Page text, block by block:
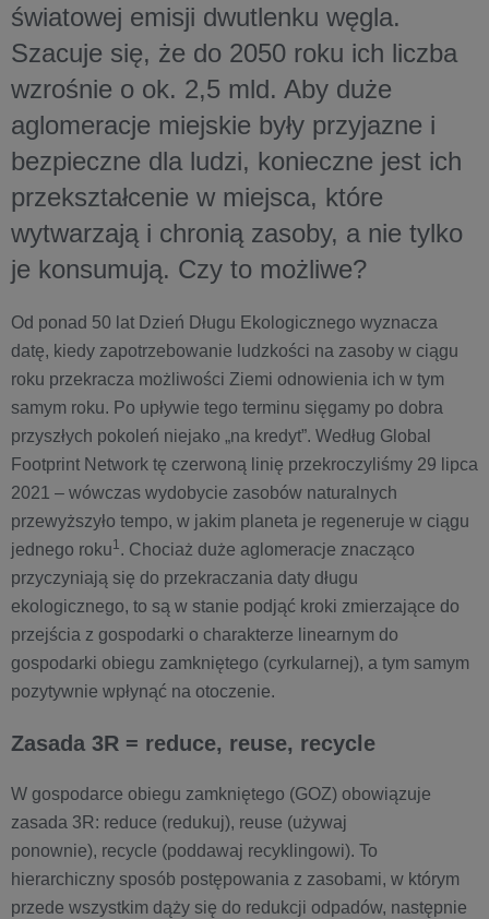
światowej emisji dwutlenku węgla.
Szacuje się, że do 2050 roku ich liczba
wzrośnie o ok. 2,5 mld. Aby duże
aglomeracje miejskie były przyjazne i
bezpieczne dla ludzi, konieczne jest ich
przekształcenie w miejsca, które
wytwarzają i chronią zasoby, a nie tylko
je konsumują. Czy to możliwe?
Od ponad 50 lat Dzień Długu Ekologicznego wyznacza
datę, kiedy zapotrzebowanie ludzkości na zasoby w ciągu
roku przekracza możliwości Ziemi odnowienia ich w tym
samym roku. Po upływie tego terminu sięgamy po dobra
przyszłych pokoleń niejako „na kredyt”. Według Global
Footprint Network tę czerwoną linię przekroczyliśmy 29 lipca
2021 – wówczas wydobycie zasobów naturalnych
przewyższyło tempo, w jakim planeta je regeneruje w ciągu
jednego roku1 . Chociaż duże aglomeracje znacząco
przyczyniają się do przekraczania daty długu
ekologicznego, to są w stanie podjąć kroki zmierzające do
przejścia z gospodarki o charakterze linearnym do
gospodarki obiegu zamkniętego (cyrkularnej), a tym samym
pozytywnie wpłynąć na otoczenie.
Zasada 3R = reduce, reuse, recycle
W gospodarce obiegu zamkniętego (GOZ) obowiązuje
zasada 3R: reduce (redukuj), reuse (używaj
ponownie), recycle (poddawaj recyklingowi). To
hierarchiczny sposób postępowania z zasobami, w którym
przede wszystkim dąży się do redukcji odpadów, następnie